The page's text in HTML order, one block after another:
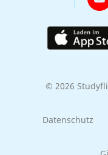
© 2026
Datenschutz